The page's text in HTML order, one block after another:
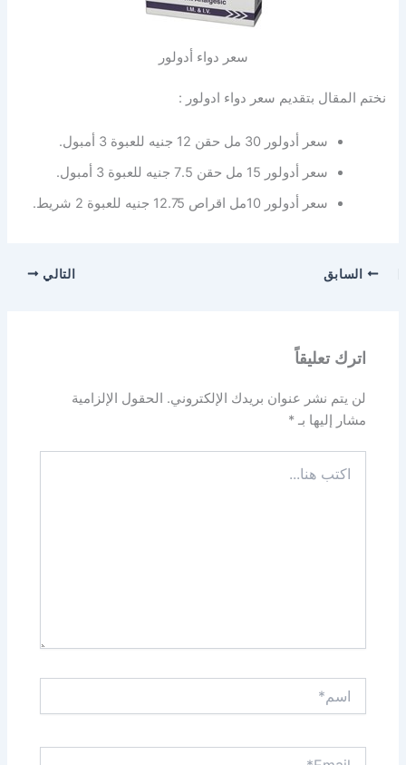
سعر دواء أدولور
نختم المقال بتقديم سعر دواء ادولور :
سعر أدولور 30 مل حقن 12 جنيه للعبوة 3 أمبول.
سعر أدولور 15 مل حقن 7.5 جنيه للعبوة 3 أمبول.
سعر أدولور 10مل اقراص 12.75 جنيه للعبوة 2 شريط.
السابق التالي
اترك تعليقاً
لن يتم نشر عنوان بريدك الإلكتروني.
الحقول الإلزامية
مشار إليها بـ*
هنا...